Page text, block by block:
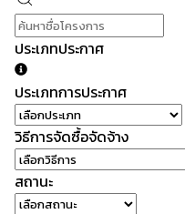
ประเภทประกาศ
ประเภทการประกาศ
วิธีการจัดซื้อจัดจ้าง
สถานะ